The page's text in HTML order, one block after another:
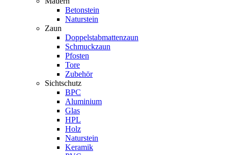
Betonstein
Naturstein
Zaun
Doppelstabmattenzaun
Schmuckzaun
Pfosten
Tore
Zubehör
Sichtschutz
BPC
Aluminium
Glas
HPL
Holz
Naturstein
Keramik